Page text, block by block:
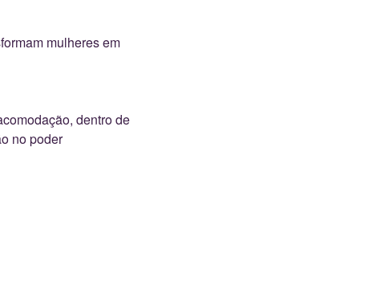
mulheres em
dentro de
no poder